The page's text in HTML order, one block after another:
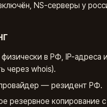
NS-серверы у
в РФ, IP-адреса
через whois).
— резидент РФ.
резервное